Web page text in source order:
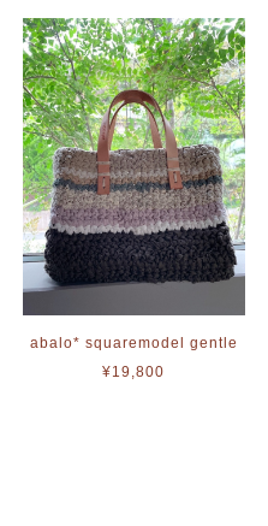
abalo* squaremodel gentle
¥19,800